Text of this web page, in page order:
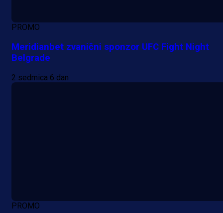
PROMO
Meridianbet zvanični sponzor UFC Fight Night
Belgrade
2 sedmica 6 dan
PROMO